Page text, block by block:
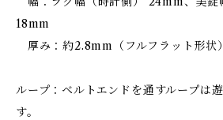
18mm
厚み：約2.8mm（フルフラット形状）
ループ：ベルトエンドを通すループは
す。